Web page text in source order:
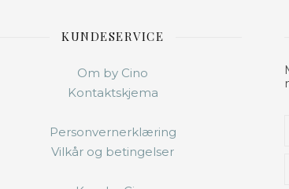
KUNDESERVICE
Om by Cino
Kontaktskjema
Personvernerklæring
Vilkår og betingelser